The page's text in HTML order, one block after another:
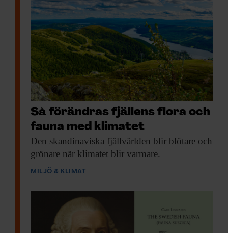
Så förändras fjällens flora och
fauna med klimatet
Den skandinaviska fjäll­världen blir blötare och
grönare när klimatet blir varmare.
MILJÖ & KLIMAT